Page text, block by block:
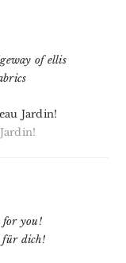
Jardin!
for you!
für dich!